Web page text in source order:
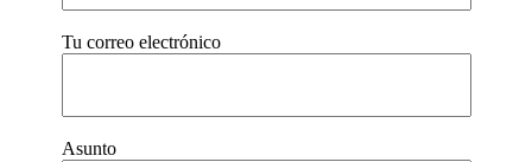
Tu correo electrónico
Asunto